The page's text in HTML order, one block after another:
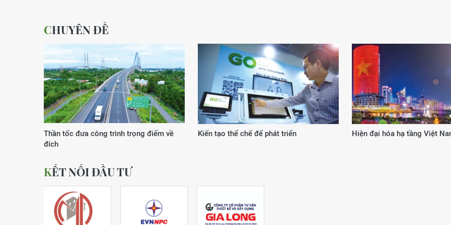
CHUYÊN ĐỀ
Xuân của kỷ nguyên vươn mình Động lực từ cơ chế, chính sách đặc thù 20 năm kiến tạo giá trị
KẾT NỐI ĐẦU TƯ